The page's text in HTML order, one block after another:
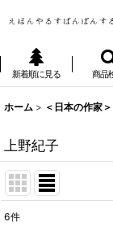
新着順に見る 商品
ホーム > ＜日本の作家
上野紀子
6件